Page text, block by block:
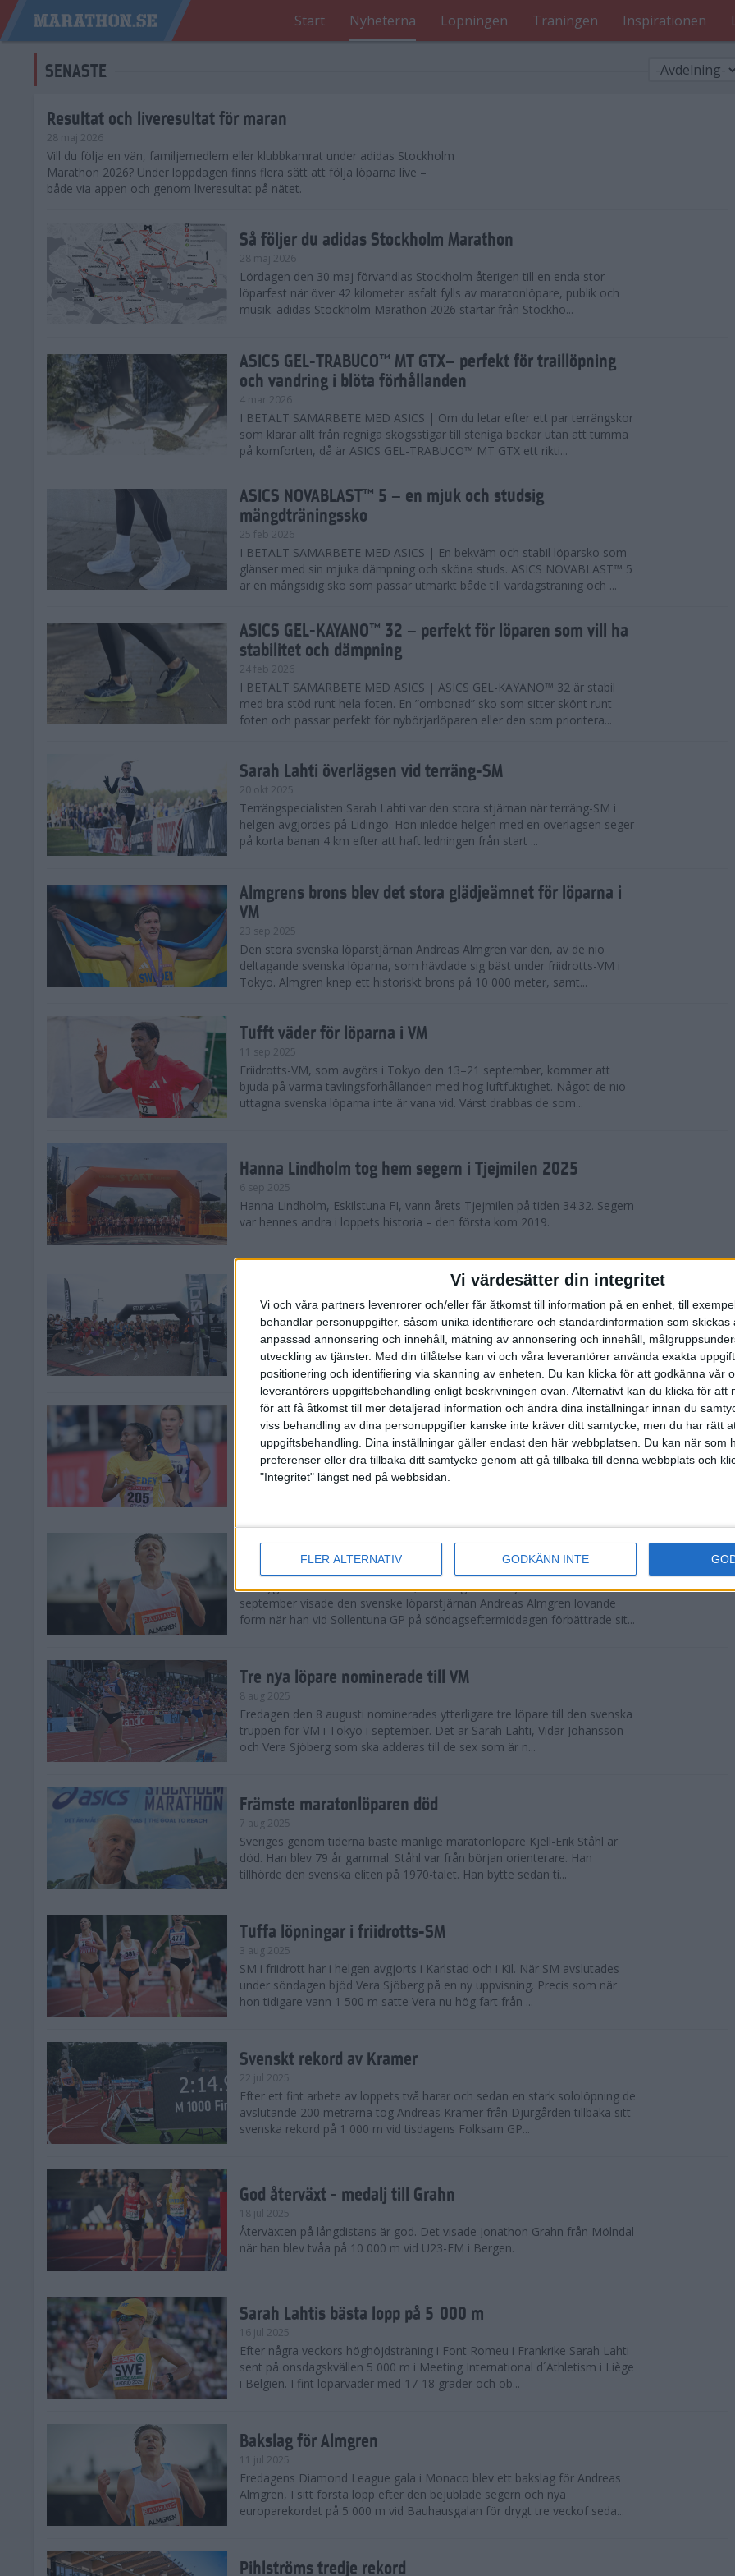
Vi värdesätter din integritet
Vi och våra partners levenrorer och/eller får åtkomst till information på en enhet, till
behandlar personuppgifter, såsom unika identifierare och standardinformation som skickas
anpassad annonsering och innehåll, mätning av annonsering och innehåll,
utveckling av tjänster. Med din tillåtelse kan vi och våra leverantörer använda exakta
positionering och identifiering via skanning av enheten. Du kan klicka för att godkänna vår
leverantörers uppgiftsbehandling enligt beskrivningen ovan. Alternativt kan du klicka för att
för att få åtkomst till mer detaljerad information och ändra dina inställningar innan du
viss behandling av dina personuppgifter kanske inte kräver ditt samtycke, men du har rätt
uppgiftsbehandling. Dina inställningar gäller endast den här webbplatsen. Du kan när som
preferenser eller dra tillbaka ditt samtycke genom att gå tillbaka till denna webbplats och
"Integritet" längst ned på webbsidan.
FLER ALTERNATIV GODKÄNN INTE
Start Nyheterna Löpningen Träningen Inspirationen
SENASTE
Resultat och liveresultat för maran
28 maj 2026
​Vill du följa en vän, familjemedlem eller klubbkamrat under adidas Stockholm
Marathon 2026? Under loppdagen finns flera sätt att följa löparna live –
både via appen och genom liveresultat på nätet.
Så följer du adidas Stockholm Marathon
28 maj 2026
Lördagen den 30 maj förvandlas Stockholm återigen till en enda stor
löparfest när över 42 kilometer asfalt fylls av maratonlöpare, publik och
musik. adidas Stockholm Marathon 2026 startar från Stockho...
ASICS GEL-TRABUCO™ MT GTX– perfekt för traillöpning
och vandring i blöta förhållanden
4 mar 2026
I BETALT SAMARBETE MED ASICS | Om du letar efter ett par terrängskor
som klarar allt från regniga skogsstigar till steniga backar utan att tumma
på komforten, då är ASICS GEL-TRABUCO™ MT GTX ett rikti...
ASICS NOVABLAST™ 5 – en mjuk och studsig
mängdträningssko
25 feb 2026
I BETALT SAMARBETE MED ASICS | En bekväm och stabil löparsko som
glänser med sin mjuka dämpning och sköna studs. ASICS NOVABLAST™ 5
är en mångsidig sko som passar utmärkt både till vardagsträning och ...
ASICS GEL-KAYANO™ 32 – perfekt för löparen som vill ha
stabilitet och dämpning
24 feb 2026
I BETALT SAMARBETE MED ASICS | ASICS GEL-KAYANO™ 32 är stabil
med bra stöd runt hela foten. En ”ombonad” sko som sitter skönt runt
foten och passar perfekt för nybörjarlöparen eller den som prioritera...
Sarah Lahti överlägsen vid terräng-SM
20 okt 2025
Terrängspecialisten Sarah Lahti var den stora stjärnan när terräng-SM i
helgen avgjordes på Lidingö. Hon inledde helgen med en överlägsen seger
på korta banan 4 km efter att haft ledningen från start ...
Almgrens brons blev det stora glädjeämnet för löparna i
VM
23 sep 2025
Den stora svenska löparstjärnan Andreas Almgren var den, av de nio
deltagande svenska löparna, som hävdade sig bäst under friidrotts-VM i
Tokyo. Almgren knep ett historiskt brons på 10 000 meter, samt...
Tufft väder för löparna i VM
11 sep 2025
Friidrotts-VM, som avgörs i Tokyo den 13–21 september, kommer att
bjuda på varma tävlingsförhållanden med hög luftfuktighet. Något de nio
uttagna svenska löparna inte är vana vid. Värst drabbas de som...
Hanna Lindholm tog hem segern i Tjejmilen 2025
6 sep 2025
Hanna Lindholm, Eskilstuna FI, vann årets Tjejmilen på tiden 34:32. Segern
var hennes andra i loppets historia – den första kom 2019.
Snabbaste segertiden på 12 år i rekordstort adidas
Stockholm Halvmaraton
30 aug 2025
Ett slutsålt och rekordstort adidas Stockholm Halvmaraton avgjordes i
nästintill perfekt löparväder. 18 grader, mulet och väldigt lite vind. Totalt
var 19,866 löpare anmälda, varav 15,807 kom till sta...
Löparna viktiga när Sverige vann Finnkampen
26 aug 2025
Den hundrade upplagan av Finnkampen, världens äldsta och största
landskamp i friidrott, avgjordes inför fullsatta läktare på Stockholms
Svenskt rekord när Almgren testade VM-formen
En dryg månad före friidrotts-VM, som avgörs i Tokyo den 13-21
september visade den svenske löparstjärnan Andreas Almgren lovande
form när han vid Sollentuna GP på söndagseftermiddagen förbättrade sit...
Tre nya löpare nominerade till VM
8 aug 2025
Fredagen den 8 augusti nominerades ytterligare tre löpare till den svenska
truppen för VM i Tokyo i september. Det är Sarah Lahti, Vidar Johansson
och Vera Sjöberg som ska adderas till de sex som är n...
Främste maratonlöparen död
7 aug 2025
Sveriges genom tiderna bäste manlige maratonlöpare Kjell-Erik Ståhl är
död. Han blev 79 år gammal. Ståhl var från början orienterare. Han
tillhörde den svenska eliten på 1970-talet. Han bytte sedan ti...
Tuffa löpningar i friidrotts-SM
3 aug 2025
SM i friidrott har i helgen avgjorts i Karlstad och i Kil. När SM avslutades
under söndagen bjöd Vera Sjöberg på en ny uppvisning. Precis som när
hon tidigare vann 1 500 m satte Vera nu hög fart från ...
Svenskt rekord av Kramer
22 jul 2025
Efter ett fint arbete av loppets två harar och sedan en stark sololöpning de
avslutande 200 metrarna tog Andreas Kramer från Djurgården tillbaka sitt
svenska rekord på 1 000 m vid tisdagens Folksam GP...
God återväxt - medalj till Grahn
18 jul 2025
Återväxten på långdistans är god. Det visade Jonathon Grahn från Mölndal
när han blev tvåa på 10 000 m vid U23-EM i Bergen.
Sarah Lahtis bästa lopp på 5 000 m
16 jul 2025
Efter några veckors höghöjdsträning i Font Romeu i Frankrike Sarah Lahti
sent på onsdagskvällen 5 000 m i Meeting International d´Athletism i Liège
i Belgien. I fint löparväder med 17-18 grader och ob...
Bakslag för Almgren
11 jul 2025
Fredagens Diamond League gala i Monaco blev ett bakslag för Andreas
Almgren, I sitt första lopp efter den bejublade segern och nya
europarekordet på 5 000 m vid Bauhausgalan för drygt tre veckof seda...
Pihlströms tredje rekord